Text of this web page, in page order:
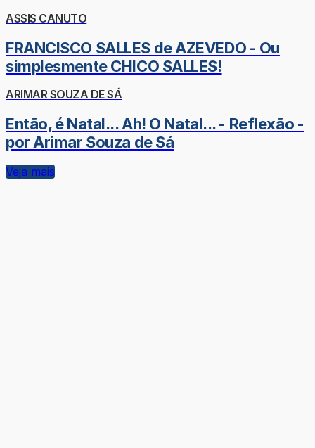
ASSIS CANUTO
FRANCISCO SALLES de AZEVEDO - Ou
simplesmente CHICO SALLES!
ARIMAR SOUZA DE SÁ
Então, é Natal... Ah! O Natal... - Reflexão -
por Arimar Souza de Sá
Veja mais